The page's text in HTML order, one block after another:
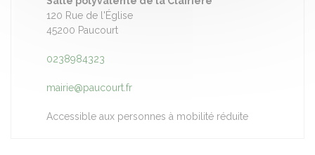
120 Rue de l'Église
45200 Paucourt
0238984323
mairie@paucourt.fr
Accessible aux personnes à mobilité réduite